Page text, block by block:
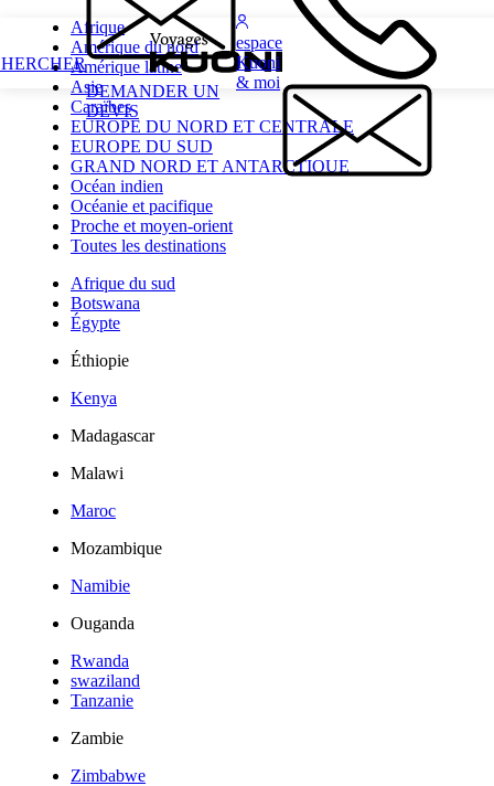
DEMANDER UN
DEVIS
espace
Kuoni
& moi
Afrique
Amérique du nord
Amérique latine
Asie
Caraïbes
EUROPE DU NORD ET CENTRALE
EUROPE DU SUD
GRAND NORD ET ANTARCTIQUE
Océan indien
Océanie et pacifique
Proche et moyen-orient
Toutes les destinations
Afrique du sud
Botswana
Égypte
Éthiopie
Kenya
Madagascar
Malawi
Maroc
Mozambique
Namibie
Ouganda
Rwanda
swaziland
Tanzanie
Zambie
Zimbabwe